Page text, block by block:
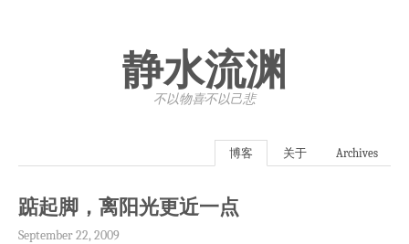
静水流渊
不以物喜·不以己悲
博客 关于 Archives
踮起脚，离阳光更近一点
September 22, 2009